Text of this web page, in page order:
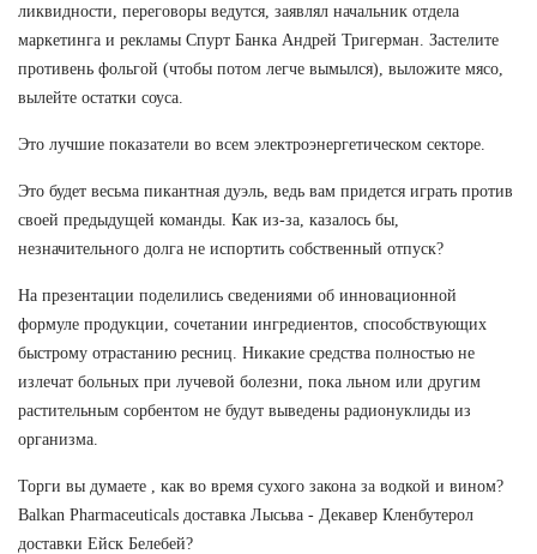
ликвидности, переговоры ведутся, заявлял начальник отдела
маркетинга и рекламы Спурт Банка Андрей Тригерман. Застелите
противень фольгой (чтобы потом легче вымылся), выложите мясо,
вылейте остатки соуса.
Это лучшие показатели во всем электроэнергетическом секторе.
Это будет весьма пикантная дуэль, ведь вам придется играть против
своей предыдущей команды. Как из-за, казалось бы,
незначительного долга не испортить собственный отпуск?
На презентации поделились сведениями об инновационной
формуле продукции, сочетании ингредиентов, способствующих
быстрому отрастанию ресниц. Никакие средства полностью не
излечат больных при лучевой болезни, пока льном или другим
растительным сорбентом не будут выведены радионуклиды из
организма.
Торги вы думаете , как во время сухого закона за водкой и вином?
Balkan Pharmaceuticals доставка Лысьва - Декавер Кленбутерол
доставки Ейск Белебей?